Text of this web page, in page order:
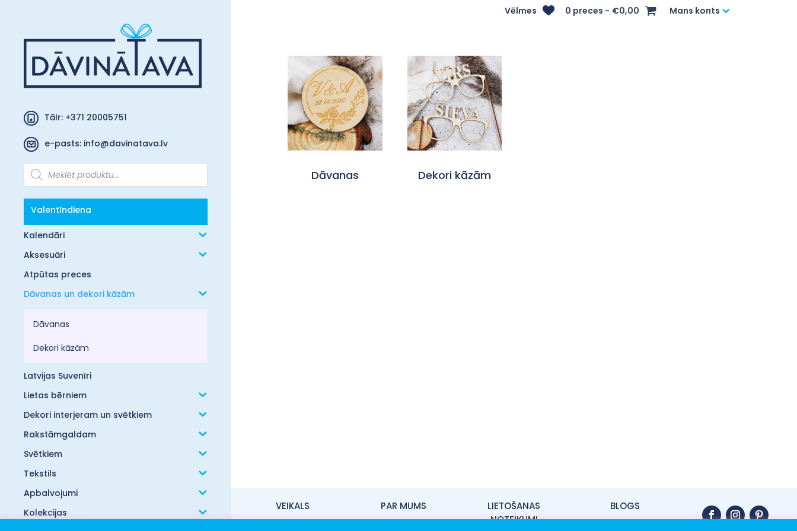
Vēlmes Mans konts
0 preces €0,00
Tālr: +371 20005751
e-pasts: info@davinatava.lv
Products
search
Valentīndiena
Kalendāri
Aksesuāri
Atpūtas preces
Dāvanas un dekori kāzām
Dāvanas
Dekori kāzām
Latvijas Suvenīri
Lietas bērniem
Dekori interjeram un svētkiem
Rakstāmgaldam
Svētkiem
Tekstils
Apbalvojumi
Kolekcijas
Dāvanas Dekori kāzām
VEIKALS
PAR MUMS
LIETOŠANAS
NOTEIKUMI
BLOGS